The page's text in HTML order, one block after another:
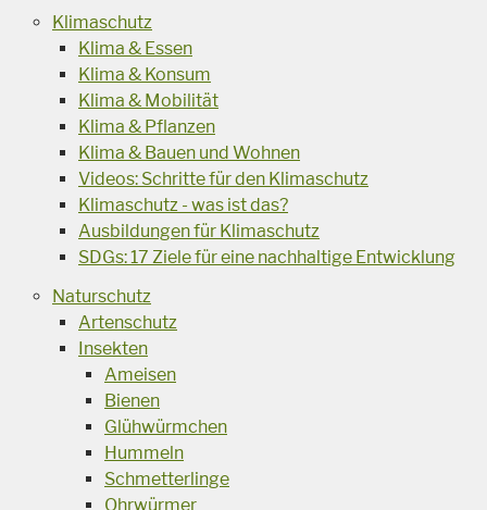
Klimaschutz
Klima & Essen
Klima & Konsum
Klima & Mobilität
Klima & Pflanzen
Klima & Bauen und Wohnen
Videos: Schritte für den Klimaschutz
Klimaschutz - was ist das?
Ausbildungen für Klimaschutz
SDGs: 17 Ziele für eine nachhaltige Entwicklung
Naturschutz
Artenschutz
Insekten
Ameisen
Bienen
Glühwürmchen
Hummeln
Schmetterlinge
Ohrwürmer